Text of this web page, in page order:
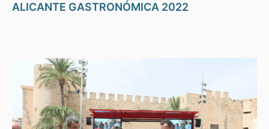
ALICANTE GASTRONÓMICA 2022